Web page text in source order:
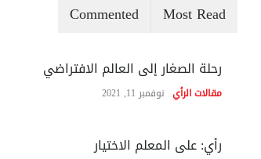
Most Read
Commented
رحلة الصغار إلى العالم الافتراضي
مقالات الرأي نوفمبر 11, 2021
رأي: على المعلم الاختيار